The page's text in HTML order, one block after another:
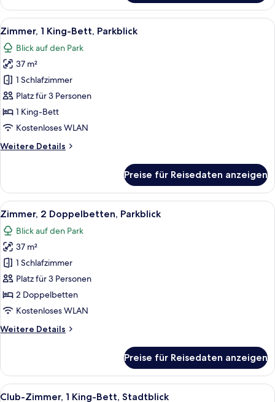
2 Doppelbetten,
Stadtblick
Alle
Fotos
für
Zimmer,
1 King-
Bett,
Parkblick
anzeigen
Ein Hotelzimmer mit großem
10
Zimmer, 1 King-Bett, Parkblick
Blick auf den Park
37 m²
1 Schlafzimmer
Platz für 3 Personen
1 King-Bett
Kostenloses WLAN
Weitere Details
Weitere
1 King-
Bett,
Parkblick
Preise für Reisedaten anzeigen
Alle
Fotos
für
Zimmer,
2 Doppelbetten,
Parkblick
anzeigen
Ein Hotelzimmer mit zwei Betten,
9
Zimmer, 2 Doppelbetten, Parkblick
Blick auf den Park
37 m²
1 Schlafzimmer
Platz für 3 Personen
2 Doppelbetten
Kostenloses WLAN
Weitere Details
Weitere
2 Doppelbetten,
Parkblick
Preise für Reisedaten anzeigen
Alle
Ein modernes Hotelzimmer mit
9
Club-Zimmer, 1 King-Bett, Stadtblick